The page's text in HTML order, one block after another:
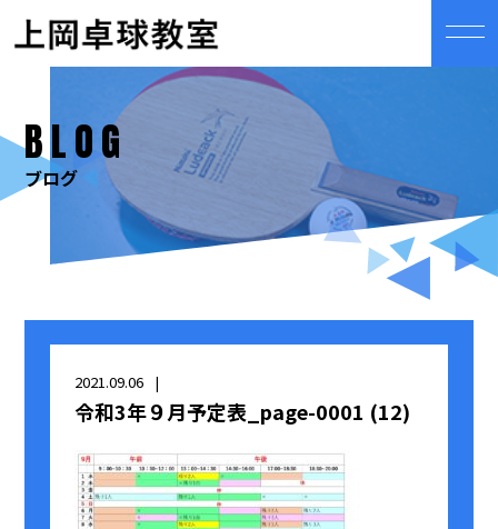
BLOG
ブログ
2021.09.06
令和3年９月予定表_page-0001 (12)